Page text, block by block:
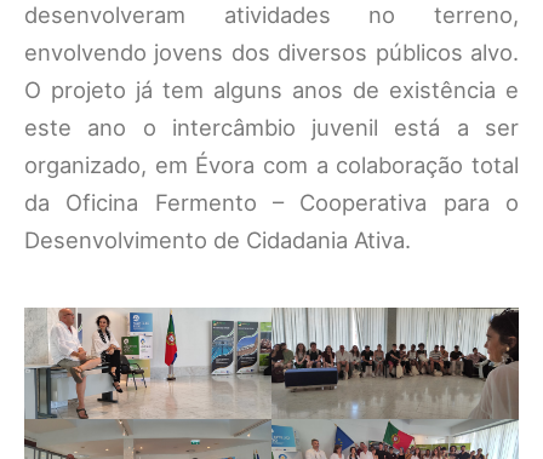
desenvolveram atividades no terreno,
envolvendo jovens dos diversos públicos alvo.
O projeto já tem alguns anos de existência e
este ano o intercâmbio juvenil está a ser
organizado, em Évora com a colaboração total
da Oficina Fermento – Cooperativa para o
Desenvolvimento de Cidadania Ativa.